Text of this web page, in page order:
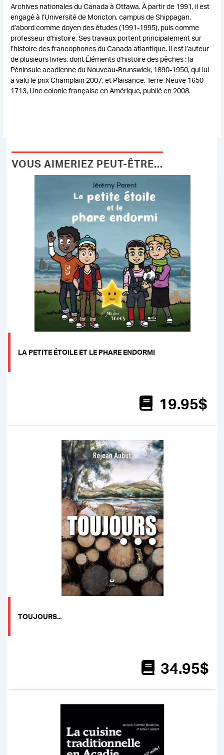
Archives nationales du Canada à Ottawa. À partir de 1991, il est
engagé à l’Université de Moncton, campus de Shippagan,
d’abord comme doyen des études (1991-1995), puis comme
professeur d’histoire. Ses travaux portent principalement sur
l’histoire des francophones du Canada atlantique. Il est l’auteur
de plusieurs livres, dont Éléments d’histoire des pêches : la
Péninsule acadienne du Nouveau-Brunswick, 1890-1950, qui lui
a valu le prix Champlain 2007, et Plaisance, Terre-Neuve 1650-
1713, Une colonie française en Amérique, publié en 2008.
VOUS AIMERIEZ PEUT-ÊTRE...
LA PETITE ÉTOILE ET LE PHARE ENDORMI
19.95$
TOUJOURS...
34.95$